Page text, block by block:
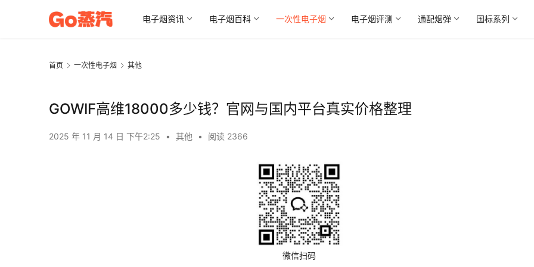
电子烟资讯 电子烟百科 一次性电子烟 电子烟评测 通配烟弹 国标系列
首页 一次性电子烟 其他
GOWIF高维18000多少钱？官网与国内平台真实价格整理
2025 年 11 月 14 日 下午2:25 • 其他 • 阅读 2366
微信扫码